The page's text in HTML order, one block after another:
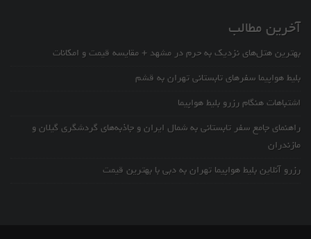
آخرین مطالب
بهترین هتل‌های نزدیک به حرم در مشهد + مقایسه قیمت و امکانات
بلیط هواپیما سفرهای تابستانی تهران به قشم
اشتباهات هنگام رزرو بلیط هواپیما
راهنمای جامع سفر تابستانی به شمال ایران و جاذبه‌های گردشگری گیلان و
مازندران
رزرو آنلاین بلیط هواپیما تهران به دبی با بهترین قیمت